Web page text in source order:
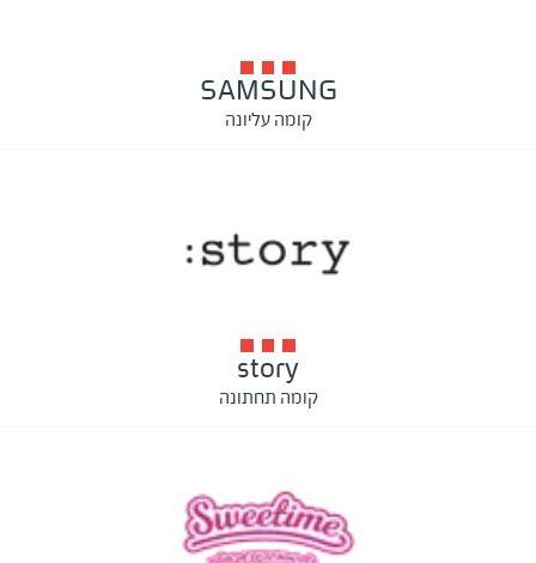
SAMSUNG
קומה עליונה
story
קומה תחתונה